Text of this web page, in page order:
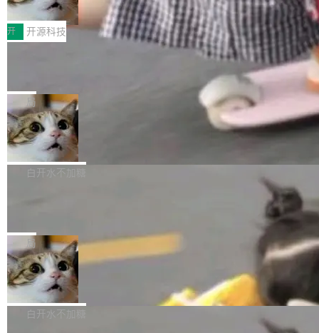
变体：Switchable...
峰。 十年前，Ken...
数据库，按名称寻址，复制到你自己的 S3 兼容
存储库里。节点之间只通过这个存储库协调——
没有控制平面，没有共识协议。每个对象自带一
个小型数据库，应用天然按分片构建，单个数据
库的竞争和爆炸半径问题在设计层面就被消除
了。 闲置的 cell 会休眠到几乎不占资源。当 cel
l 迁移或唤醒时，新宿主从 S3 恢复 SQLite 数据
库继续执行。存储库是持久化的唯一真相...
一，三星Galaxy Z系列新折叠缺席
2026年7月的手机市场，由于存储等硬件成本暴增，手机厂商的日
子也不好过啊，新机速度明显放缓，因此硝烟味淡了许多。新机参
数规格除开高价的三星折叠（三星Galaxy Z Fold8 Ultra / Z Fold8
/ Z Flip8）外，其余要么是中低端机器，例如iQOO Z11i、REDMI
Note 17、REDMI Note 17 Pro、OPPO K15，要么是vivo X300 E
这样的次旗舰。 Galaxy Z Fold8 Ultra / Z Fold8 / Z Flip8三款折
叠屏新机均在7月22日发布，且全部搭载骁龙8 Elite Gen5 for Gal
axy，它们本该是7月性...
开 开源科技
Zed 推出 DeltaDB，一个记录 commit 之间所有操作
Zed 编辑器团队发布了新项目——DeltaDB，一个在 git commit 之
间记录每一次编辑操作的版本控制系统。目前处于 Early Access
阶段。 DeltaDB 的核心思路直接写在 landing page 最显眼的位
置：「Software is made between commits」——软件是在 com
mit 之间写出来的。git 只记录了你提交的最终状态，但真正的工作
过程——打字、删改、试错、agent 对话——都在 commit 之间的
空隙里丢失了。 DeltaDB 要做的就是把这段空隙补上。 回退到任
何一次编辑：DeltaDB 捕获 commit 之间的每一次操作，...
局
SpaceXAI 单季资本开支达 183 亿美元
根据风险投资人Tomer Tunguz 博客（VC 分
析）披露的最新分析与第二季度业绩报告，Spac
微软同期总资本开支的四成。 与亚马逊、Alpha
bet、微软以及 Meta 等传统科技巨头相比，Spa
ceXAI的资金消耗速度尤为引人瞩目。然而，支
撑庞大支出的资金来源却呈现出截然不同的面
貌。数据显示，微软和 Meta 主要依托充沛的经
白开水不加糖
Meta 发布终端编程 Agent“Muse Code” 和 Muse Sp
Meta 今天发布了两款 AI 产品：Muse Code，一个在终端里运行的
编程 agent；Muse Spark 1.2，驱动这个 agent 的新模型。一句
话概括：你可以用 curl -fsSL https://dev.meta.ai/install.sh | bash
安装一个能在大项目里自动规划、写代码、验证结果的 AI 终端工
具。 据介绍，Muse Code 是 Meta 的编程 agent 产品。它和市场
上已有的终端编程 agent 在设计理念上有几个明显的差异点。 异
步后台 agent：Muse Code 有一个主 agent 循环，外加一组后台
局
美团开源 LoHoSearch，用知识图谱校
准 AI 能力认知
机器出题的前提，是让机器拥有全局视野。整个
构建流程可以分为四个环节：建图 → 控制难度
白开水不加糖